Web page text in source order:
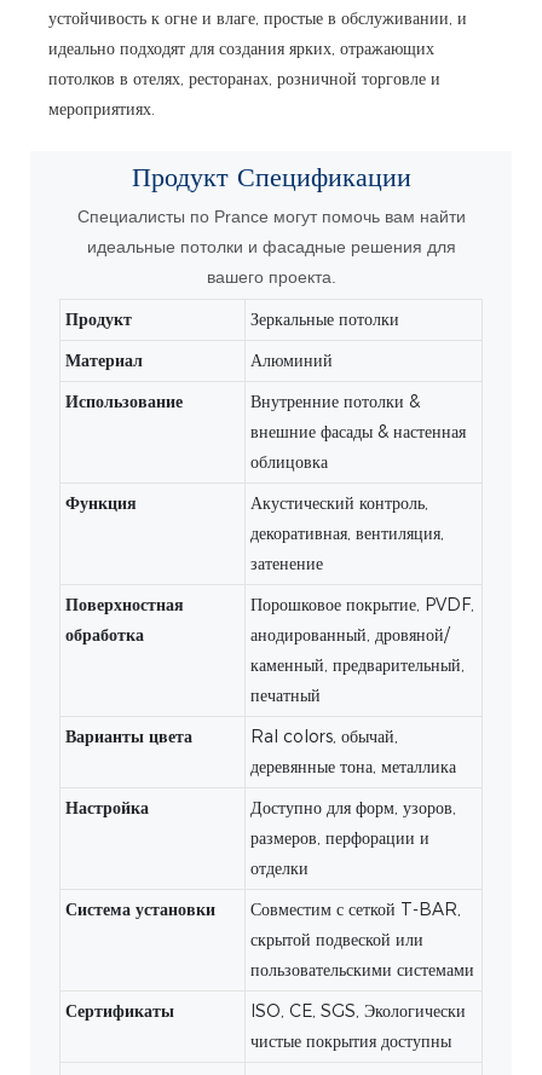
устойчивость к огне и влаге, простые в обслуживании, и
идеально подходят для создания ярких, отражающих
потолков в отелях, ресторанах, розничной торговле и
мероприятиях.
Продукт Спецификации
Специалисты по Prance могут помочь вам найти
идеальные потолки и фасадные решения для
вашего проекта.
Продукт
Зеркальные потолки
Материал
Алюминий
Использование
Внутренние потолки &
внешние фасады & настенная
облицовка
Функция
Акустический контроль,
декоративная, вентиляция,
затенение
Поверхностная
обработка
Порошковое покрытие, PVDF,
анодированный, дровяной/
каменный, предварительный,
печатный
Варианты цвета
Ral colors, обычай,
деревянные тона, металлика
Настройка
Доступно для форм, узоров,
размеров, перфорации и
отделки
Система установки
Совместим с сеткой T-BAR,
скрытой подвеской или
пользовательскими системами
Сертификаты
ISO, CE, SGS, Экологически
чистые покрытия доступны